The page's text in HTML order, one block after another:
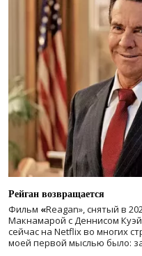
Рейган возвращается
Фильм «Reagan», снятый в
Макнамарой с Деннисом
сейчас на Netflix во многих
моей первой мыслью было: